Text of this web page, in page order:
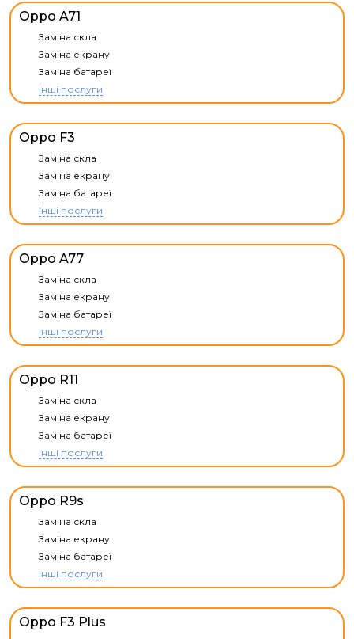
Oppo A71
Заміна скла
Заміна екрану
Заміна батареї
Інші послуги
Oppo F3
Заміна скла
Заміна екрану
Заміна батареї
Інші послуги
Oppo A77
Заміна скла
Заміна екрану
Заміна батареї
Інші послуги
Oppo R11
Заміна скла
Заміна екрану
Заміна батареї
Інші послуги
Oppo R9s
Заміна скла
Заміна екрану
Заміна батареї
Інші послуги
Oppo F3 Plus